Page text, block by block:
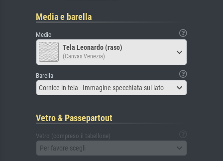
Media e barella
Medio
Tela Leonardo (raso)
(Canvas Venezia)
Barella
Cornice in tela - Immagine specchiata sul lato
Vetro & Passepartout
Vetro (compreso il tabellone)
Per favore scegli